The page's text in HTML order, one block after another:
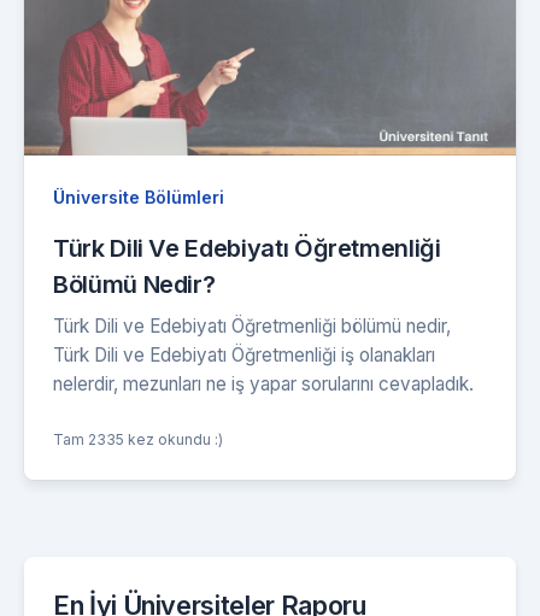
Üniversite Bölümleri
Türk Dili Ve Edebiyatı Öğretmenliği
Bölümü Nedir?
Türk Dili ve Edebiyatı Öğretmenliği bölümü nedir,
Türk Dili ve Edebiyatı Öğretmenliği iş olanakları
nelerdir, mezunları ne iş yapar sorularını cevapladık.
Tam 2335 kez okundu :)
En İyi Üniversiteler Raporu